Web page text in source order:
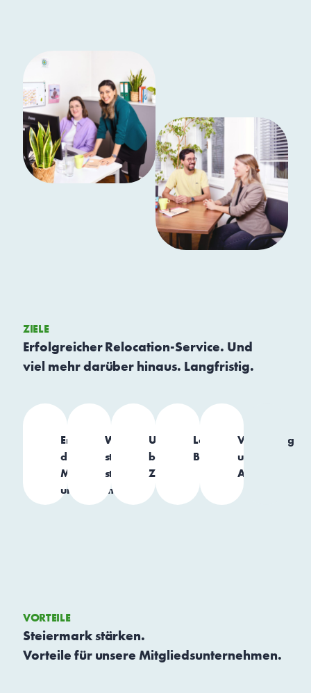
ZIELE
Erfolgreicher Relocation-Service. Und
viel mehr darüber hinaus. Langfristig.
Entlastung
der
Mitglieds­
unternehmen
Wirtschafts­
standort
stärken
Unterstützung
beim
Zuzug
Langfristige
Begleitung
Vernetzung
und
Austausch
VORTEILE
Steiermark stärken.
Vorteile für unsere Mitgliedsunternehmen.